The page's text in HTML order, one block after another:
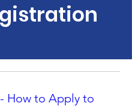
How to Apply to